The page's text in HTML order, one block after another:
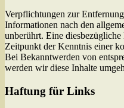
Verpflichtungen zur
Informationen nach den
unberührt. Eine
Zeitpunkt der Kenntnis einer
Bei Bekanntwerden von
werden wir diese Inhalte
Haftung für Links